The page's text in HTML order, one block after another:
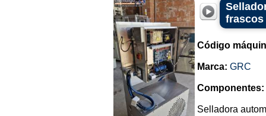
frascos
Código
Marca: GRC
Componentes:
Selladora